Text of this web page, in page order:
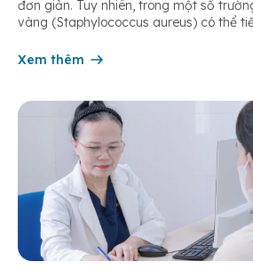
đơn giản. Tuy nhiên, trong một số
vàng (Staphylococcus aureus) có thể
(Staphylococcal Scalded Skin Syndrome
Xem thêm